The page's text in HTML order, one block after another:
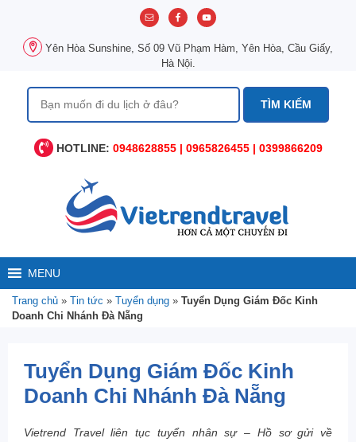
Yên Hòa Sunshine, Số 09 Vũ Phạm Hàm, Yên Hòa, Cầu Giấy,
Hà Nội.
Tìm
kiếm
HOTLINE: 0948628855 | 0965826455 | 0399866209
MENU
Trang chủ » Tin tức » Tuyển dụng » Tuyển Dụng Giám Đốc Kinh
Doanh Chi Nhánh Đà Nẵng
Tuyển Dụng Giám Đốc Kinh
Doanh Chi Nhánh Đà Nẵng
Vietrend Travel liên tục tuyển nhân sự – Hồ sơ gửi về